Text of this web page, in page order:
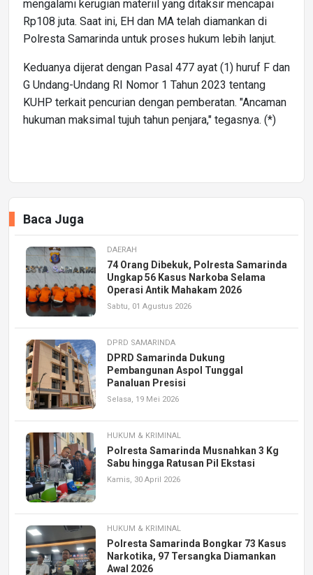
mengalami kerugian materiil yang ditaksir mencapai
Rp108 juta. Saat ini, EH dan MA telah diamankan di
Polresta Samarinda untuk proses hukum lebih lanjut.
Keduanya dijerat dengan Pasal 477 ayat (1) huruf F dan
G Undang-Undang RI Nomor 1 Tahun 2023 tentang
KUHP terkait pencurian dengan pemberatan. "Ancaman
hukuman maksimal tujuh tahun penjara," tegasnya. (*)
Baca Juga
DAERAH
74 Orang Dibekuk, Polresta Samarinda
Ungkap 56 Kasus Narkoba Selama
Operasi Antik Mahakam 2026
Sabtu, 01 Agustus 2026
DPRD SAMARINDA
DPRD Samarinda Dukung
Pembangunan Aspol Tunggal
Panaluan Presisi
Selasa, 19 Mei 2026
HUKUM & KRIMINAL
Polresta Samarinda Musnahkan 3 Kg
Sabu hingga Ratusan Pil Ekstasi
Kamis, 30 April 2026
HUKUM & KRIMINAL
Polresta Samarinda Bongkar 73 Kasus
Narkotika, 97 Tersangka Diamankan
Awal 2026